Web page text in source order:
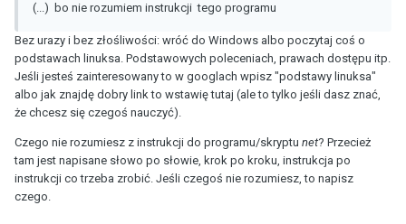
(...) bo nie rozumiem instrukcji tego programu
Bez urazy i bez złośliwości: wróć do Windows albo poczytaj coś o
podstawach linuksa. Podstawowych poleceniach, prawach dostępu itp.
Jeśli jesteś zainteresowany to w googlach wpisz "podstawy linuksa"
albo jak znajdę dobry link to wstawię tutaj (ale to tylko jeśli dasz znać,
że chcesz się czegoś nauczyć).
Czego nie rozumiesz z instrukcji do programu/skryptu net? Przecież
tam jest napisane słowo po słowie, krok po kroku, instrukcja po
instrukcji co trzeba zrobić. Jeśli czegoś nie rozumiesz, to napisz
czego.